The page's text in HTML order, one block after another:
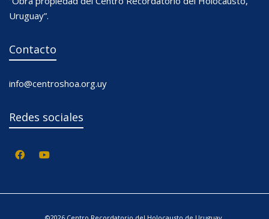
Uruguay”.
Contacto
info@centroshoa.org.uy
Redes sociales